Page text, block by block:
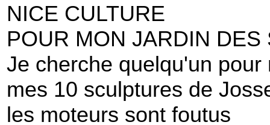
NICE CULTURE
POUR MON JARDIN DES
Je cherche quelqu'un pour
mes 10 sculptures de
les moteurs sont foutus